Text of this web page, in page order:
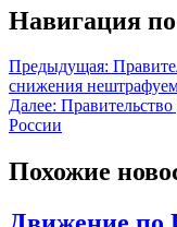
Навигация
Предыдущая:
снижения
Далее:
России
Похожие